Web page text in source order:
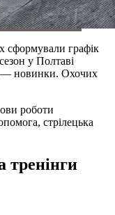
сформували графік
у Полтаві
— новинки. Охочих
роботи
стрілецька
тренінги